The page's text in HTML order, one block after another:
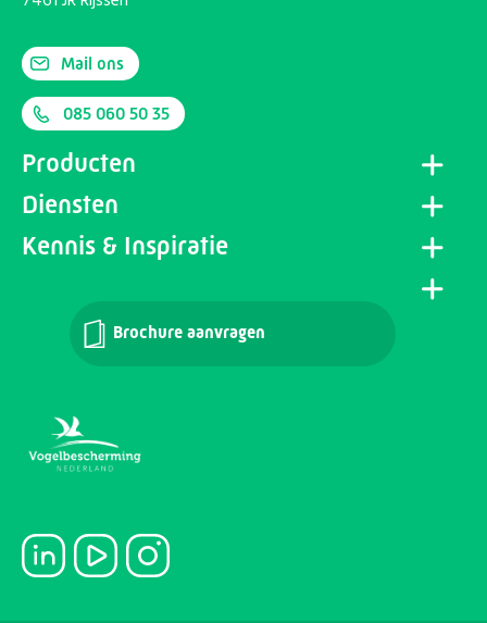
Mail ons
085 060 50 35
Producten
Diensten
Kennis & Inspiratie
Brochure aanvragen